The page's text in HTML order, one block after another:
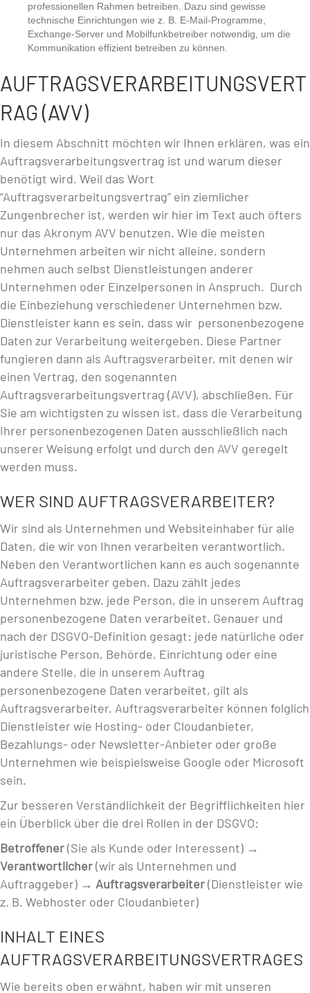
professionellen Rahmen betreiben. Dazu sind gewisse
technische Einrichtungen wie z. B. E-Mail-Programme,
Exchange-Server und Mobilfunkbetreiber notwendig, um die
Kommunikation effizient betreiben zu können.
AUFTRAGSVERARBEITUNGSVERT
RAG (AVV)
In diesem Abschnitt möchten wir Ihnen erklären, was ein
Auftragsverarbeitungsvertrag ist und warum dieser
benötigt wird. Weil das Wort
“Auftragsverarbeitungsvertrag” ein ziemlicher
Zungenbrecher ist, werden wir hier im Text auch öfters
nur das Akronym AVV benutzen. Wie die meisten
Unternehmen arbeiten wir nicht alleine, sondern
nehmen auch selbst Dienstleistungen anderer
Unternehmen oder Einzelpersonen in Anspruch. Durch
die Einbeziehung verschiedener Unternehmen bzw.
Dienstleister kann es sein, dass wir personenbezogene
Daten zur Verarbeitung weitergeben. Diese Partner
fungieren dann als Auftragsverarbeiter, mit denen wir
einen Vertrag, den sogenannten
Auftragsverarbeitungsvertrag (AVV), abschließen. Für
Sie am wichtigsten zu wissen ist, dass die Verarbeitung
Ihrer personenbezogenen Daten ausschließlich nach
unserer Weisung erfolgt und durch den AVV geregelt
werden muss.
WER SIND AUFTRAGSVERARBEITER?
Wir sind als Unternehmen und Websiteinhaber für alle
Daten, die wir von Ihnen verarbeiten verantwortlich.
Neben den Verantwortlichen kann es auch sogenannte
Auftragsverarbeiter geben. Dazu zählt jedes
Unternehmen bzw. jede Person, die in unserem Auftrag
personenbezogene Daten verarbeitet. Genauer und
nach der DSGVO-Definition gesagt: jede natürliche oder
juristische Person, Behörde, Einrichtung oder eine
andere Stelle, die in unserem Auftrag
personenbezogene Daten verarbeitet, gilt als
Auftragsverarbeiter. Auftragsverarbeiter können folglich
Dienstleister wie Hosting- oder Cloudanbieter,
Bezahlungs- oder Newsletter-Anbieter oder große
Unternehmen wie beispielsweise Google oder Microsoft
sein.
Zur besseren Verständlichkeit der Begrifflichkeiten hier
ein Überblick über die drei Rollen in der DSGVO:
Betroffener(Sie als Kunde oder Interessent) →
Verantwortlicher(wir als Unternehmen und
Auftraggeber) → Auftragsverarbeiter(Dienstleister wie
z. B. Webhoster oder Cloudanbieter)
INHALT EINES
AUFTRAGSVERARBEITUNGSVERTRAGES
Wie bereits oben erwähnt, haben wir mit unseren